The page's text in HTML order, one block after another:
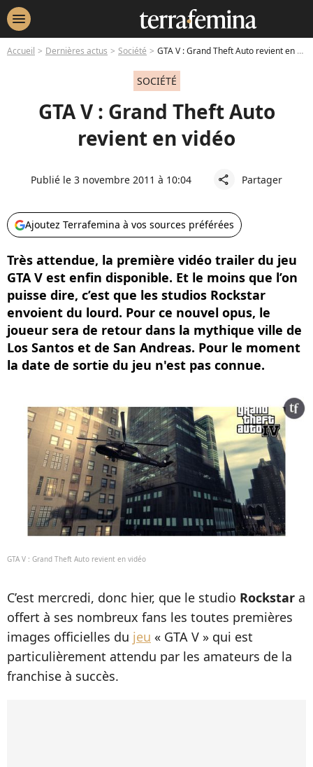
menu
Accueil Dernières actus Société GTA V : Grand Theft Auto revient en vidéo
SOCIÉTÉ
GTA V : Grand Theft Auto
revient en vidéo
Publié le 3 novembre 2011 à 10:04 share Partager
Ajoutez Terrafemina à vos sources préférées
Très attendue, la première vidéo trailer du jeu
GTA V est enfin disponible. Et le moins que l’on
puisse dire, c’est que les studios Rockstar
envoient du lourd. Pour ce nouvel opus, le
joueur sera de retour dans la mythique ville de
Los Santos et de San Andreas. Pour le moment
la date de sortie du jeu n'est pas connue.
GTA V : Grand Theft Auto revient en vidéo
C’est mercredi, donc hier, que le studio Rockstar a
offert à ses nombreux fans les toutes premières
images officielles du jeu « GTA V » qui est
particulièrement attendu par les amateurs de la
franchise à succès.